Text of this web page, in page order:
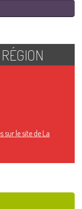
sur le site de La